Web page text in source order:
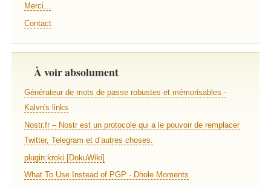
Merci...
Contact
À voir absolument
Générateur de mots de passe robustes et mémorisables -
Kalvn's links
Nostr.fr – Nostr est un protocole qui a le pouvoir de remplacer
Twitter, Telegram et d’autres choses.
plugin:kroki [DokuWiki]
What To Use Instead of PGP - Dhole Moments